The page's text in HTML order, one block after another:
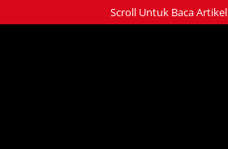
ke
Scroll Untuk Baca Artikel